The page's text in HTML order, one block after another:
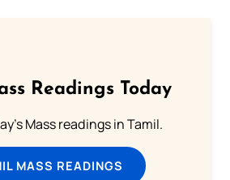
Readings Today
Mass readings in Tamil.
MASS READINGS